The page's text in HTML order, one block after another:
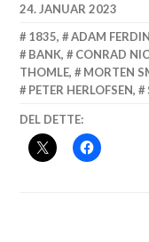
24. JANUAR 2023
1835, ADAM
BANK, CONRAD
THOMLE, MORTEN
PETER HERLOFSEN,
DEL DETTE: